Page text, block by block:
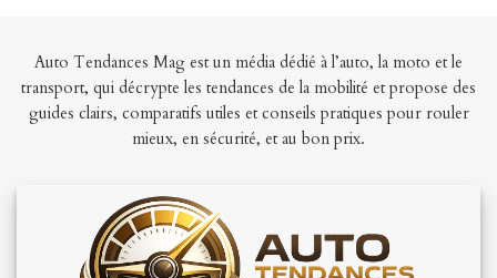
Auto Tendances Mag est un média dédié à l’auto, la moto et le
transport, qui décrypte les tendances de la mobilité et propose des
guides clairs, comparatifs utiles et conseils pratiques pour rouler
mieux, en sécurité, et au bon prix.